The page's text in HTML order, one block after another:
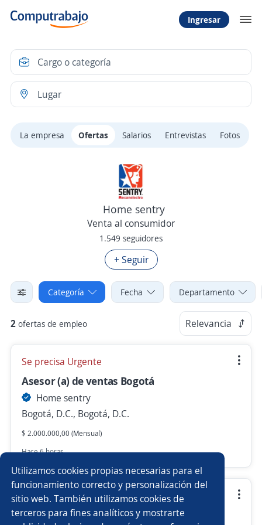
Utilizamos cookies propias necesarias para el
funcionamiento correcto y personalización del
sitio web. También utilizamos cookies de
terceros para fines analíticos y mostrarte
Ingresar
La empresa Ofertas Salarios Entrevistas Fotos
Home sentry
Venta al consumidor
1.549 seguidores
+ Seguir
Categoría Fecha Departamento
2 ofertas de empleo Relevancia
Se precisa Urgente
Asesor (a) de ventas Bogotá
Home sentry
Bogotá, D.C., Bogotá, D.C.
$ 2.000.000,00 (Mensual)
Hace 6 horas
Administrador(a) de Punto de Venta – Chia
Home sentry